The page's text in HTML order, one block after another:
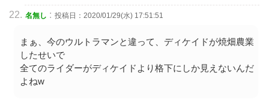
名無し : 投稿日：2020/01/29(水) 17:51:51
まぁ、今のウルトラマンと違って、ディケイドが焼畑農業
したせいで
全てのライダーがディケイドより格下にしか見えないんだ
よねw